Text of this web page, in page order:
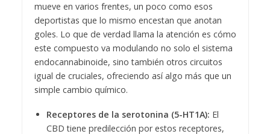
mueve en varios frentes, un poco como esos
deportistas que lo mismo encestan que anotan
goles. Lo que de verdad llama la atención es cómo
este compuesto va modulando no solo el sistema
endocannabinoide, sino también otros circuitos
igual de cruciales, ofreciendo así algo más que un
simple cambio químico.
Receptores de la serotonina (5-HT1A): El
CBD tiene predilección por estos receptores,